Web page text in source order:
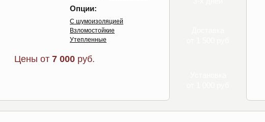
Опции:
С шумоизоляцией
Взломостойкие
Утепленные
Цены от 7 000 руб.